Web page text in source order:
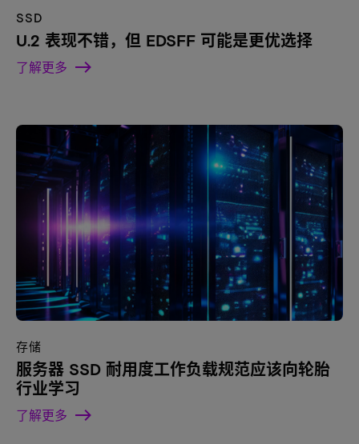
SSD
U.2 表现不错，但 EDSFF 可能是更优选择
了解更多
存储
服务器 SSD 耐用度工作负载规范应该向轮胎
行业学习
了解更多